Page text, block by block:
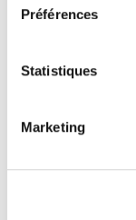
Préférences
Statistiques
Marketing
fonctionnement de